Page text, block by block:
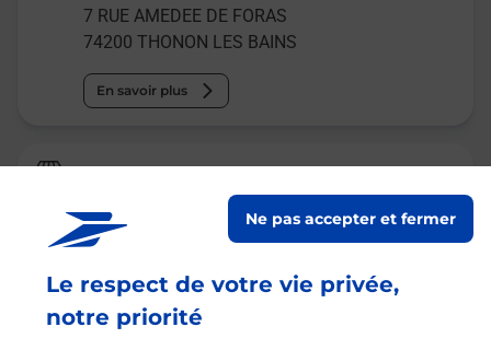
Le respect de votre vie privée,
notre priorité
Ne pas accepter et fermer
7 RUE AMEDEE DE FORAS
74200 THONON LES BAINS
En savoir plus
Relais Pickup
DROGUERIE G DUBOULOZ
ouvre mardi à 08h30
19 AVENUE JULES FERRY
74200 THONON LES BAINS